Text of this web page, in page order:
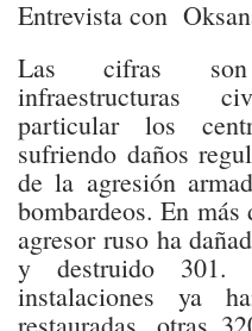
Entrevista con
Las cifras son
infraestructuras
particular los
sufriendo daños
de la agresión
bombardeos. En
agresor ruso ha
y destruido 301.
instalaciones ya